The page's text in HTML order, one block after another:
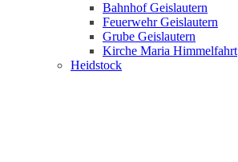
Bahnhof Geislautern
Feuerwehr Geislautern
Grube Geislautern
Kirche Maria Himmelfahrt
Heidstock